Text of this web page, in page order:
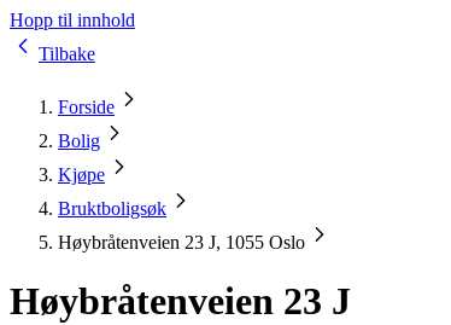
Hopp til innhold
Tilbake
Forside
Bolig
Kjøpe
Bruktboligsøk
Høybråtenveien 23 J, 1055 Oslo
Høybråtenveien 23 J